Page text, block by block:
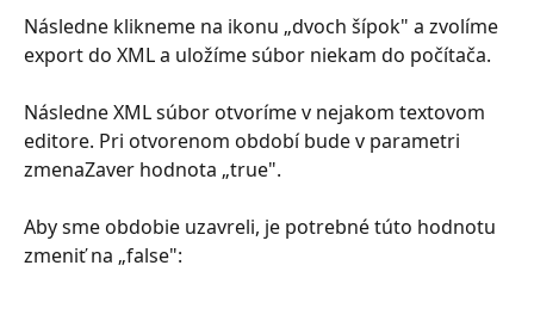
Následne klikneme na ikonu „dvoch šípok" a zvolíme
export do XML a uložíme súbor niekam do počítača.
Následne XML súbor otvoríme v nejakom textovom
editore. Pri otvorenom období bude v parametri
zmenaZaver hodnota „true".
Aby sme obdobie uzavreli, je potrebné túto hodnotu
zmeniť na „false":